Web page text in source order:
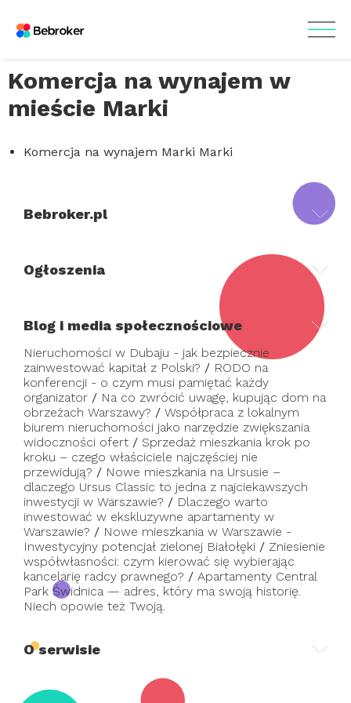
Komercja na wynajem w
mieście Marki
Komercja na wynajem Marki Marki
Bebroker.pl
Ogłoszenia
Blog i media społecznościowe
Nieruchomości w Dubaju - jak bezpiecznie
zainwestować kapitał z Polski? / RODO na
konferencji - o czym musi pamiętać każdy
organizator / Na co zwrócić uwagę, kupując dom na
obrzeżach Warszawy? / Współpraca z lokalnym
biurem nieruchomości jako narzędzie zwiększania
widoczności ofert / Sprzedaż mieszkania krok po
kroku – czego właściciele najczęściej nie
przewidują? / Nowe mieszkania na Ursusie –
dlaczego Ursus Classic to jedna z najciekawszych
inwestycji w Warszawie? / Dlaczego warto
inwestować w ekskluzywne apartamenty w
Warszawie? / Nowe mieszkania w Warszawie -
Inwestycyjny potencjał zielonej Białołęki / Zniesienie
współwłasności: czym kierować się wybierając
kancelarię radcy prawnego? / Apartamenty Central
Park Świdnica — adres, który ma swoją historię.
Niech opowie też Twoją.
O serwisie